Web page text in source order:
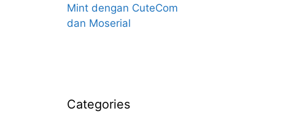
Mint dengan CuteCom
dan Moserial
Categories